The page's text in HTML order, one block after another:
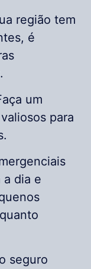
região tem
é
um
para
dia e
seguro